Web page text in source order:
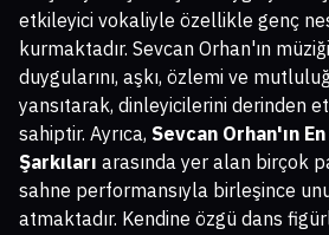
etkileyici vokaliyle özellikle genç
kurmaktadır. Sevcan Orhan'ın
duygularını, aşkı, özlemi ve
yansıtarak, dinleyicilerini derinden
sahiptir. Ayrıca, Sevcan Orhan'ın
Şarkıları arasında yer alan birçok
sahne performansıyla birleşince
atmaktadır. Kendine özgü dans